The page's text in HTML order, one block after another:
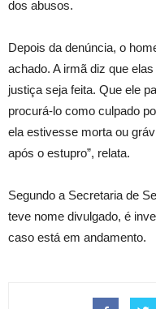
dos abusos.
Depois da denúncia, o
achado. A irmã diz que
justiça seja feita. Que ele
procurá-lo como culpado
ela estivesse morta ou
após o estupro”, relata.
Segundo a Secretaria de
teve nome divulgado, é
caso está em andamento.